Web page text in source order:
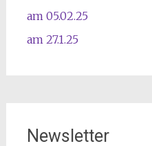
am 05.02.25
am 27.1.25
Newsletter